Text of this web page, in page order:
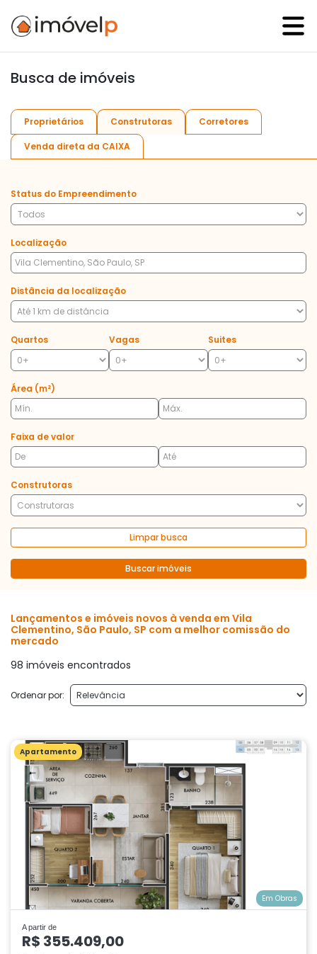
Busca de imóveis
Proprietários Construtoras Corretores
Venda direta da CAIXA
Status do Empreendimento
Localização
Distância da localização
Quartos Vagas Suites
Área (m²)
Faixa de valor
Construtoras
Limpar busca
Buscar imóveis
Lançamentos e imóveis novos à venda em Vila
Clementino, São Paulo, SP com a melhor comissão do
mercado
98 imóveis encontrados
Ordenar por:
Apartamento
Em Obras
A partir de
R$ 355.409,00